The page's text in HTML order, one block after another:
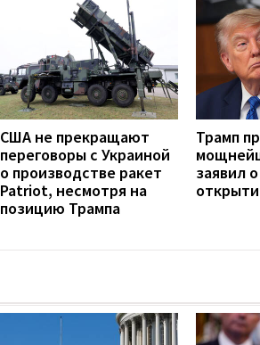
США не прекращают
переговоры с Украиной
о производстве ракет
Patriot, несмотря на
позицию Трампа
Трамп
заявил